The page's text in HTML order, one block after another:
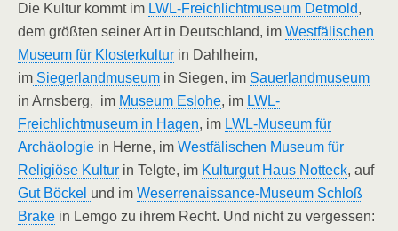
Die Kultur kommt im LWL-Freichlichtmuseum Detmold,
dem größten seiner Art in Deutschland, im Westfälischen
Museum für Klosterkultur in Dahlheim,
im Siegerlandmuseum in Siegen, im Sauerlandmuseum
in Arnsberg, im Museum Eslohe, im LWL-
Freichlichtmuseum in Hagen, im LWL-Museum für
Archäologie in Herne, im Westfälischen Museum für
Religiöse Kultur in Telgte, im Kulturgut Haus Notteck, auf
Gut Böckel und im Weserrenaissance-Museum Schloß
Brake in Lemgo zu ihrem Recht. Und nicht zu vergessen: